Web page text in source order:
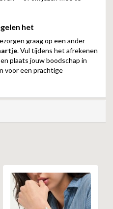
het
graag op een ander
. Vul tijdens het afrekenen
plaats jouw boodschap in
voor een prachtige